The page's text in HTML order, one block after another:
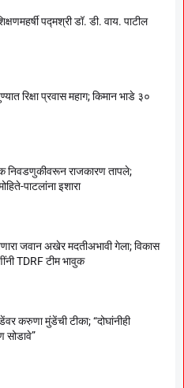
पद्मश्री डॉ. डी. वाय. पाटील
रिक्षा प्रवास महाग; किमान भाडे ३०
निवडणुकीवरून राजकारण तापले;
पाटलांना इशारा
जवान अखेर मदतीअभावी गेला; विकास
TDRF टीम भावुक
करुणा मुंडेंची टीका; “दोघांनीही
सोडावे”